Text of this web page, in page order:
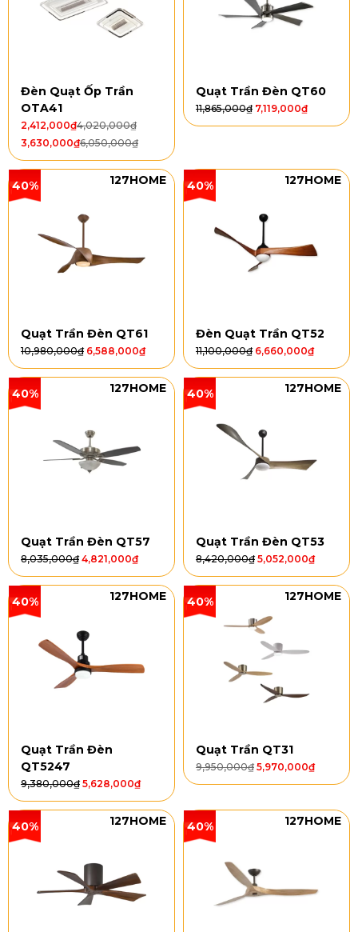
Đèn Quạt Ốp Trần
OTA41
4,020,000₫
2,412,000₫
6,050,000₫
3,630,000₫
Quạt Trần Đèn QT60
11,865,000₫ 7,119,000₫
40% 127HOME
Quạt Trần Đèn QT61
10,980,000₫ 6,588,000₫
40% 127HOME
Đèn Quạt Trần QT52
11,100,000₫ 6,660,000₫
40% 127HOME
Quạt Trần Đèn QT57
8,035,000₫ 4,821,000₫
40% 127HOME
Quạt Trần Đèn QT53
8,420,000₫ 5,052,000₫
40% 127HOME
Quạt Trần Đèn
QT5247
9,380,000₫ 5,628,000₫
40% 127HOME
Quạt Trần QT31
9,950,000₫ 5,970,000₫
40% 127HOME 40% 127HOME